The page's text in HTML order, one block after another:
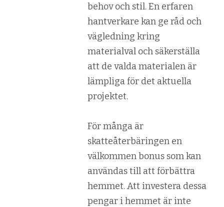
behov och stil. En erfaren
hantverkare kan ge råd och
vägledning kring
materialval och säkerställa
att de valda materialen är
lämpliga för det aktuella
projektet.
För många är
skatteåterbäringen en
välkommen bonus som kan
användas till att förbättra
hemmet. Att investera dessa
pengar i hemmet är inte